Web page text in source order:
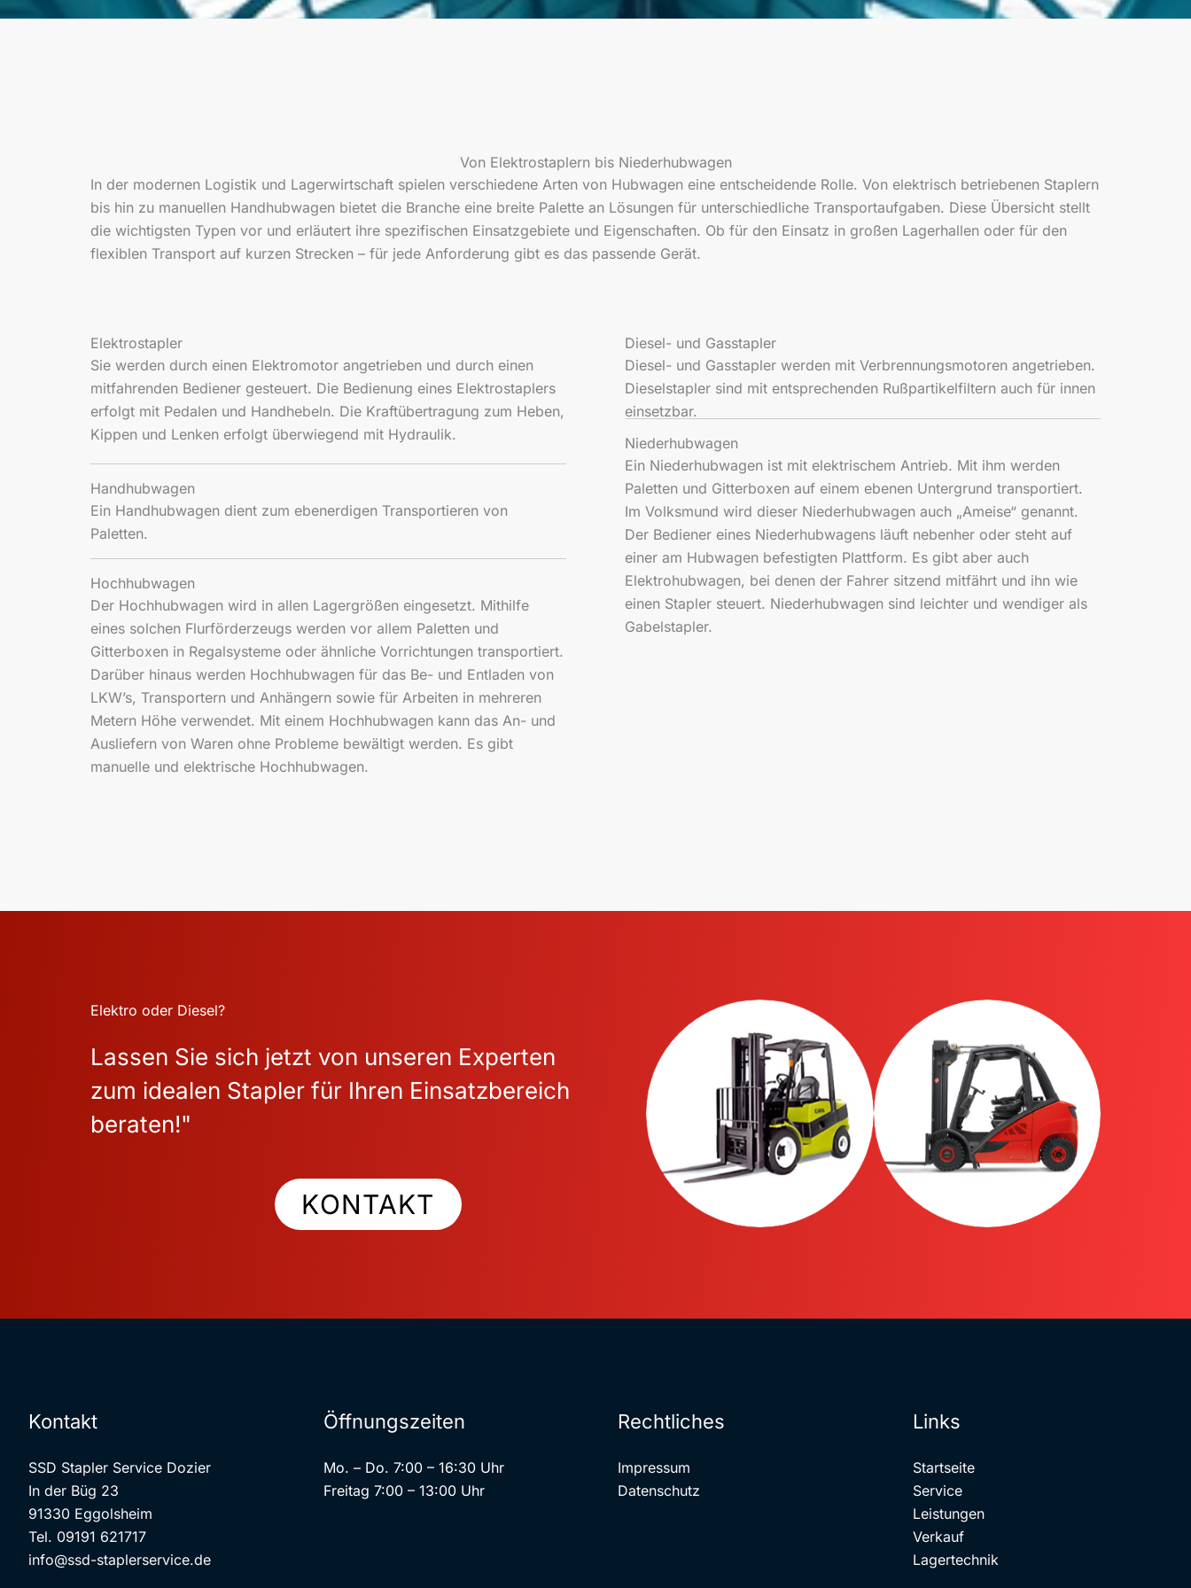
Von Elektrostaplern bis Niederhubwagen
In der modernen Logistik und Lagerwirtschaft spielen verschiedene Arten von Hubwagen eine entscheidende Rolle. Von elektrisch betriebenen Staplern
bis hin zu manuellen Handhubwagen bietet die Branche eine breite Palette an Lösungen für unterschiedliche Transportaufgaben. Diese Übersicht stellt
die wichtigsten Typen vor und erläutert ihre spezifischen Einsatzgebiete und Eigenschaften. Ob für den Einsatz in großen Lagerhallen oder für den
flexiblen Transport auf kurzen Strecken – für jede Anforderung gibt es das passende Gerät.
Elektrostapler
Sie werden durch einen Elektromotor angetrieben und durch einen
mitfahrenden Bediener gesteuert. Die Bedienung eines Elektrostaplers
erfolgt mit Pedalen und Handhebeln. Die Kraftübertragung zum Heben,
Kippen und Lenken erfolgt überwiegend mit Hydraulik.
Handhubwagen
Ein Handhubwagen dient zum ebenerdigen Transportieren von
Paletten.
Hochhubwagen
Der Hochhubwagen wird in allen Lagergrößen eingesetzt. Mithilfe
eines solchen Flurförderzeugs werden vor allem Paletten und
Gitterboxen in Regalsysteme oder ähnliche Vorrichtungen transportiert.
Darüber hinaus werden Hochhubwagen für das Be- und Entladen von
LKW’s, Transportern und Anhängern sowie für Arbeiten in mehreren
Metern Höhe verwendet. Mit einem Hochhubwagen kann das An- und
Ausliefern von Waren ohne Probleme bewältigt werden. Es gibt
manuelle und elektrische Hochhubwagen.
Diesel- und Gasstapler
Diesel- und Gasstapler werden mit Verbrennungsmotoren angetrieben.
Dieselstapler sind mit entsprechenden Rußpartikelfiltern auch für innen
einsetzbar.
Niederhubwagen
Ein Niederhubwagen ist mit elektrischem Antrieb. Mit ihm werden
Paletten und Gitterboxen auf einem ebenen Untergrund transportiert.
Im Volksmund wird dieser Niederhubwagen auch „Ameise“ genannt.
Der Bediener eines Niederhubwagens läuft nebenher oder steht auf
einer am Hubwagen befestigten Plattform. Es gibt aber auch
Elektrohubwagen, bei denen der Fahrer sitzend mitfährt und ihn wie
einen Stapler steuert. Niederhubwagen sind leichter und wendiger als
Gabelstapler.
Elektro oder Diesel?
Lassen Sie sich jetzt von unseren Experten
zum idealen Stapler für Ihren Einsatzbereich
beraten!"
KONTAKT
Kontakt
SSD Stapler Service Dozier
In der Büg 23
91330 Eggolsheim
Tel. 09191 621717
info@ssd-staplerservice.de
Öffnungszeiten
Mo. – Do. 7:00 – 16:30 Uhr
Freitag 7:00 – 13:00 Uhr
Rechtliches
Impressum
Datenschutz
Links
Startseite
Service
Leistungen
Verkauf
Lagertechnik